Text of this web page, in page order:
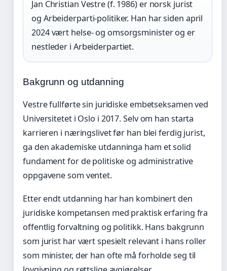
Jan Christian Vestre (f. 1986) er norsk jurist
og Arbeiderparti-politiker. Han har siden april
2024 vært helse- og omsorgsminister og er
nestleder i Arbeiderpartiet.
Bakgrunn og utdanning
Vestre fullførte sin juridiske embetseksamen ved
Universitetet i Oslo i 2017. Selv om han starta
karrieren i næringslivet før han blei ferdig jurist,
ga den akademiske utdanninga ham et solid
fundament for de politiske og administrative
oppgavene som ventet.
Etter endt utdanning har han kombinert den
juridiske kompetansen med praktisk erfaring fra
offentlig forvaltning og politikk. Hans bakgrunn
som jurist har vært spesielt relevant i hans roller
som minister, der han ofte må forholde seg til